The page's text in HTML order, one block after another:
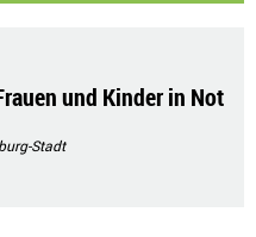
und Kinder in Not
Stadt